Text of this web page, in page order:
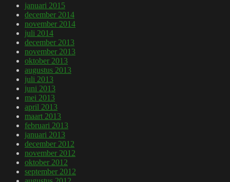
januari 2015
december 2014
november 2014
juli 2014
december 2013
november 2013
oktober 2013
augustus 2013
juli 2013
juni 2013
mei 2013
april 2013
maart 2013
februari 2013
januari 2013
december 2012
november 2012
oktober 2012
september 2012